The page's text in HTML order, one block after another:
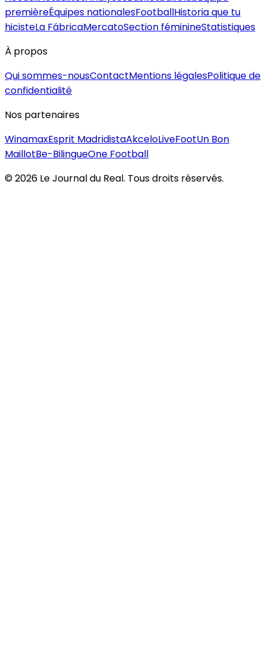
premièreÉquipes nationalesFootballHistoria que tu
hicisteLa FábricaMercatoSection féminineStatistiques
À propos
Qui sommes-nousContactMentions légalesPolitique de
confidentialité
Nos partenaires
WinamaxEsprit MadridistaAkceloLiveFootUn Bon
MaillotBe-BilingueOne Football
©2026 Le Journal du Real. Tous droits réservés.